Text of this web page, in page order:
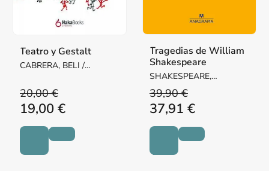
Teatro y Gestalt
CABRERA, BELI /
20,00 €
19,00 €
Tragedias de William
Shakespeare
SHAKESPEARE,
WILLIAM
39,90 €
37,91 €